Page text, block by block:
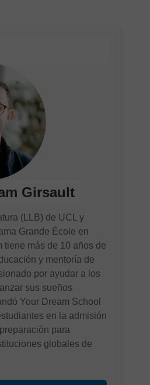
Girsault
(LLB) de UCL y
Grande École en
tiene más de 10 años de
y mentoría de
por ayudar a los
sus sueños
Your Dream School
en la admisión
para
globales de